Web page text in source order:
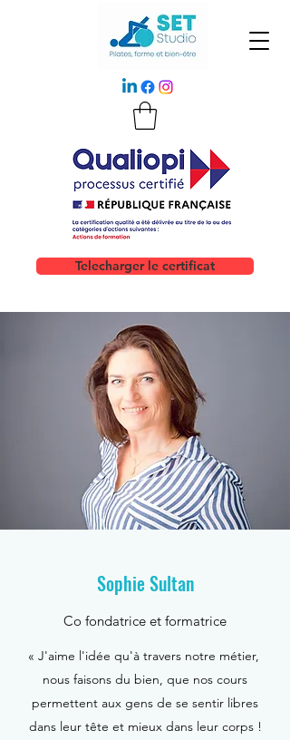
Telecharger le certificat
Sophie Sultan
Co fondatrice et formatrice
« J'aime l'idée qu'à travers notre métier,
nous faisons du bien, que nos cours
permettent aux gens de se sentir libres
dans leur tête et mieux dans leur corps !